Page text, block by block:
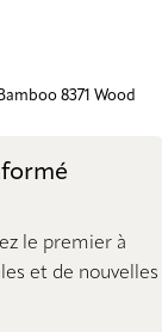
Bamboo 8371 Wood
le premier à
et de nouvelles